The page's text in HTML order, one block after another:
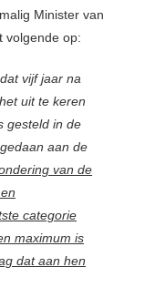
Minister van
volgende op:
vijf jaar na
uit te keren
gesteld in de
aan de
van de
categorie
maximum is
dat aan hen